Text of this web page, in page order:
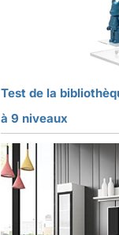
Test de la
à 9 niveaux